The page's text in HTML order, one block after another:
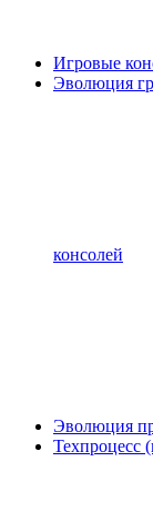
Игровые
Эволюция
консолей
Эволюция
Техпроцесс